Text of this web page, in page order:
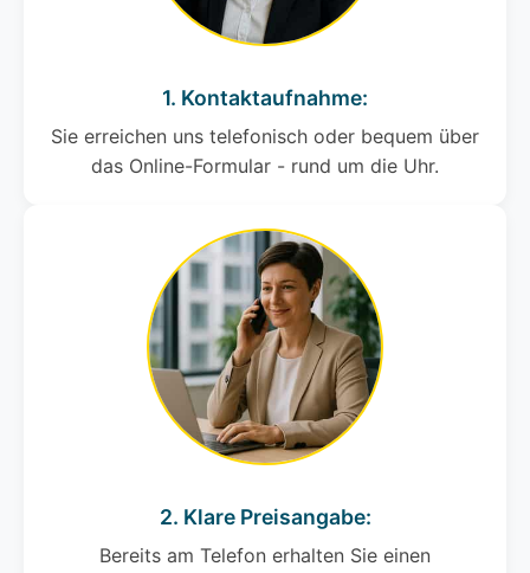
1. Kontaktaufnahme:
Sie erreichen uns telefonisch oder bequem über
das Online-Formular - rund um die Uhr.
2. Klare Preisangabe:
Bereits am Telefon erhalten Sie einen